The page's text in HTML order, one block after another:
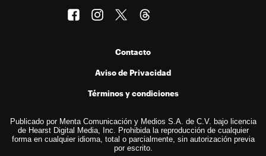
Contacto
Aviso de Privacidad
Términos y condiciones
Publicado por Menta Comunicación y Medios S.A. de C.V. bajo licencia
de Hearst Digital Media, Inc. Prohibida la reproducción de cualquier
forma en cualquier idioma, total o parcialmente, sin autorización previa
por escrito.